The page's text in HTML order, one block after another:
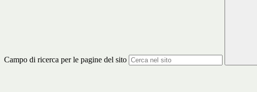
Campo di ricerca per le pagine del sito